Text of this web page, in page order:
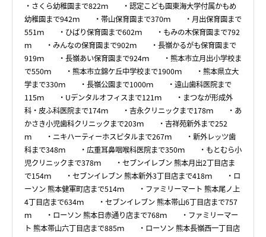
・さくら幼稚園まで822ｍ ・認定こども園東海大学付属かもめ
幼稚園まで942ｍ ・帯山保育園まで370ｍ ・月出保育園まで
551ｍ ・ひばり保育園まで602ｍ ・もみの木保育園まで792
ｍ ・みんなの保育園まで902ｍ ・長嶺かるがも保育園まで
919ｍ ・長嶺あい保育園まで924ｍ ・熊本市立月出小学校ま
で550ｍ ・熊本市立錦ケ丘中学校まで1900ｍ ・熊本県立大
学まで330ｍ ・長嶺公園まで1000ｍ ・遠山歯科医院まで
115ｍ ・Uデンタルオフィスまで121ｍ ・まつなが形成外
科・皮ふ科医院まで174ｍ ・吉永クリニックまで178ｍ ・あ
かさき小児歯科クリニックまで203ｍ ・吉祥苑新外まで252
ｍ ・ニキハーティーホスピタルまで267ｍ ・新外レッツ歯
科まで348ｍ ・広重耳鼻咽喉科医院まで350ｍ ・もとむら小
児クリニックまで378ｍ ・セブンイレブン 熊本月出2丁目店ま
で154ｍ ・セブンイレブン 熊本新外3丁目店まで418ｍ ・ロ
ーソン 熊本健軍町店まで514ｍ ・ファミリーマート 熊本尾ノ上
4丁目店まで634ｍ ・セブンイレブン 熊本帯山6丁目店まで757
ｍ ・ローソン 熊本日赤通り店まで768ｍ ・ファミリーマー
ト 熊本帯山六丁目店まで885ｍ ・ローソン 熊本長嶺西一丁目店